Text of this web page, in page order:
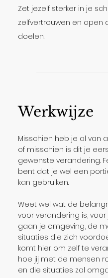
Werkwijze
Zet jezelf sterker in je
zelfvertrouwen en open
doelen.
Misschien heb je al van
of misschien is dit je
gewenste verandering.
bent dat je wel een
kan gebruiken.
Weet wel wat de
voor verandering is,
gaan je omgeving, de
situaties die zich
komt hier om zelf te
hoe jij met de mensen
en die situaties zal